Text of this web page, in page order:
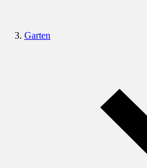
Garten